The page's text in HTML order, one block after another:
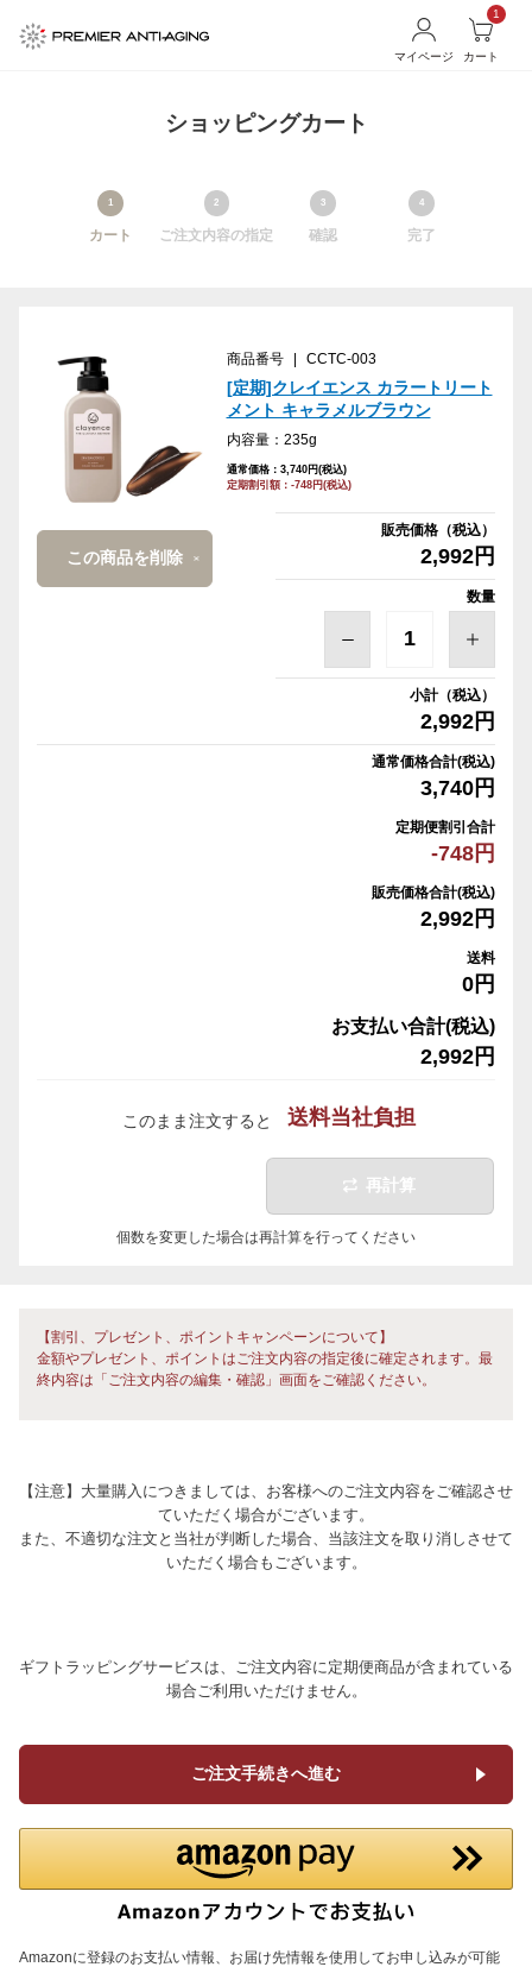
マイページ
1
カート
ショッピングカート
1
カート
2
ご注文内容の指定
3
確認
4
完了
商品番号 CCTC-003
[定期]クレイエンス カラートリート
メント キャラメルブラウン
内容量：235g
通常価格：3,740円(税込)
定期割引額：-748円(税込)
この商品を削除
販売価格（税込）
2,992円
数量
小計（税込）
2,992円
個数を変更した場合は再計算を行ってください
再計算
通常価格合計(税込)
3,740円
定期便割引合計
-748円
販売価格合計(税込)
2,992円
送料
0円
お支払い合計(税込)
2,992円
このまま注文すると 送料当社負担
【割引、プレゼント、ポイントキャンペーンについて】
金額やプレゼント、ポイントはご注文内容の指定後に確定されます。最
終内容は「ご注文内容の編集・確認」画面をご確認ください。
【注意】大量購入につきましては、お客様へのご注文内容をご確認させ
ていただく場合がございます。
また、不適切な注文と当社が判断した場合、当該注文を取り消しさせて
いただく場合もございます。
ギフトラッピングサービスは、ご注文内容に定期便商品が含まれている
場合ご利用いただけません。
ご注文手続きへ進む
Amazonに登録のお支払い情報、お届け先情報を使用してお申し込みが可能